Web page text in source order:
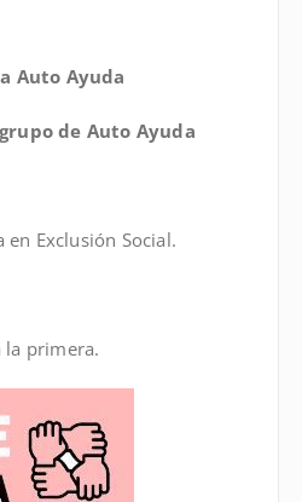
Auto Ayuda
de Auto Ayuda
Exclusión Social.
la primera.